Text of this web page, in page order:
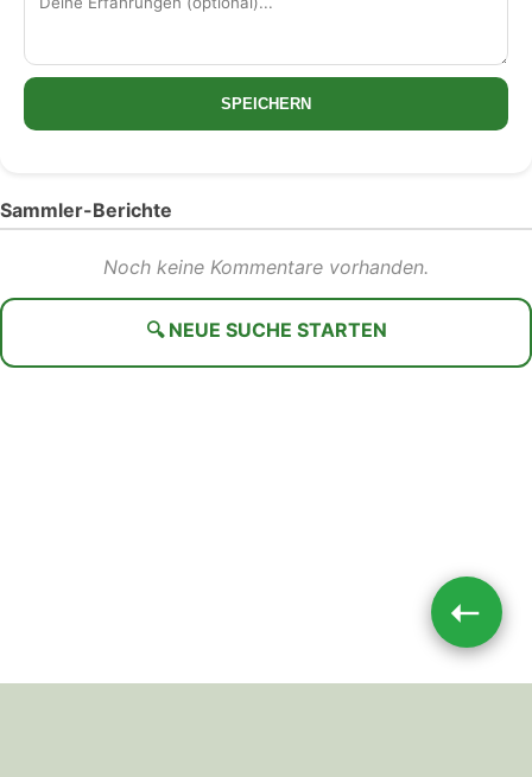
SPEICHERN
Sammler-Berichte
Noch keine Kommentare vorhanden.
🔍 NEUE SUCHE STARTEN
➝